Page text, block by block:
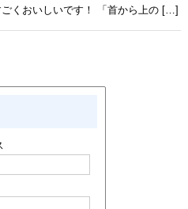
くおいしいです！ 「首から上の […]